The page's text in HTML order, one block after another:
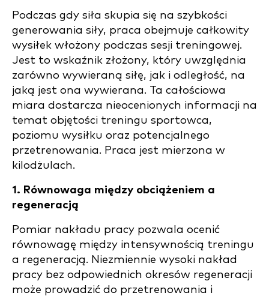
Podczas gdy siła skupia się na szybkości
generowania siły, praca obejmuje całkowity
wysiłek włożony podczas sesji treningowej.
Jest to wskaźnik złożony, który uwzględnia
zarówno wywieraną siłę, jak i odległość, na
jaką jest ona wywierana. Ta całościowa
miara dostarcza nieocenionych informacji na
temat objętości treningu sportowca,
poziomu wysiłku oraz potencjalnego
przetrenowania. Praca jest mierzona w
kilodżulach.
1. Równowaga między obciążeniem a
regeneracją
Pomiar nakładu pracy pozwala ocenić
równowagę między intensywnością treningu
a regeneracją. Niezmiennie wysoki nakład
pracy bez odpowiednich okresów regeneracji
może prowadzić do przetrenowania i